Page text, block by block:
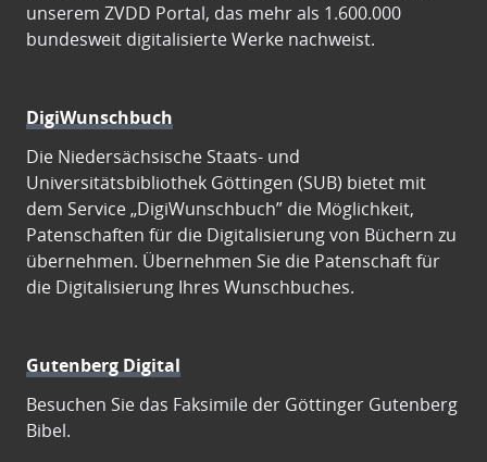
unserem ZVDD Portal, das mehr als 1.600.000
bundesweit digitalisierte Werke nachweist.
DigiWunschbuch
Die Niedersächsische Staats- und
Universitätsbibliothek Göttingen (SUB) bietet mit
dem Service „DigiWunschbuch” die Möglichkeit,
Patenschaften für die Digitalisierung von Büchern zu
übernehmen. Übernehmen Sie die Patenschaft für
die Digitalisierung Ihres Wunschbuches.
Gutenberg Digital
Besuchen Sie das Faksimile der Göttinger Gutenberg
Bibel.